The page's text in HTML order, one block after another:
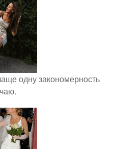
одну закономерность